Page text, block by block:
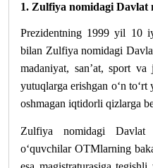
1. Zulfiya nomidagi
Prezidentning 1999 yil 10
bilan Zulfiya nomidagi
madaniyat, san’at, sport
yutuqlarga erishgan o‘n to‘rt
oshmagan iqtidorli qizlarga
Zulfiya nomidagi Davlat
o‘quvchilar OTMlarning